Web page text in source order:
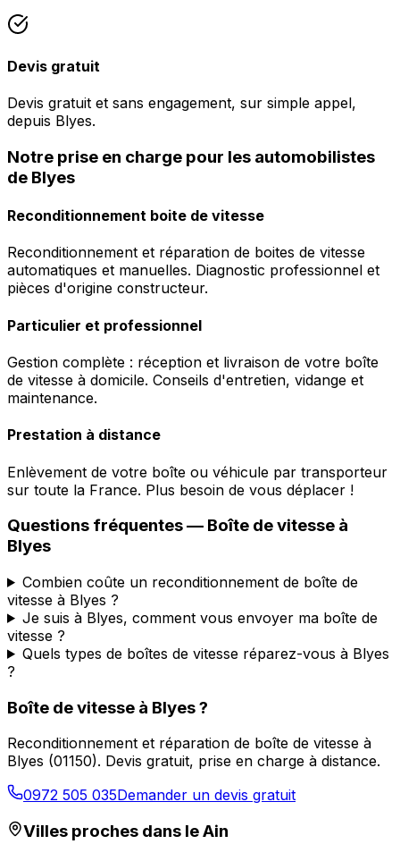
Devis gratuit
Devis gratuit et sans engagement, sur simple appel,
depuis Blyes.
Notre prise en charge pour les automobilistes
de Blyes
Reconditionnement boite de vitesse
Reconditionnement et réparation de boites de vitesse
automatiques et manuelles. Diagnostic professionnel et
pièces d'origine constructeur.
Particulier et professionnel
Gestion complète : réception et livraison de votre boîte
de vitesse à domicile. Conseils d'entretien, vidange et
maintenance.
Prestation à distance
Enlèvement de votre boîte ou véhicule par transporteur
sur toute la France. Plus besoin de vous déplacer !
Questions fréquentes — Boîte de vitesse à
Blyes
Combien coûte un reconditionnement de boîte de
vitesse à Blyes ?
Je suis à Blyes, comment vous envoyer ma boîte de
vitesse ?
Quels types de boîtes de vitesse réparez-vous à Blyes
?
Boîte de vitesse à Blyes?
Reconditionnement et réparation de boîte de vitesse à
Blyes (01150). Devis gratuit, prise en charge à distance.
0972 505 035Demander un devis gratuit
Villes proches dans leAin